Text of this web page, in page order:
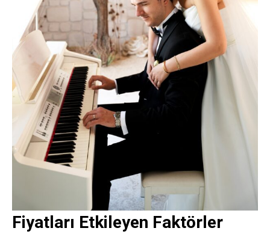
Fiyatları Etkileyen Faktörler